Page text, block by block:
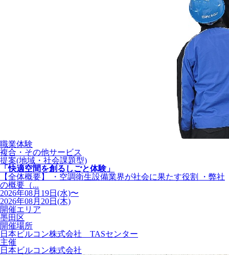
職業体験
複合・その他サービス
提案(地域・社会課題型)
「快適空間を創るしごと体験」
【全体概要】 ・空調衛生設備業界が社会に果たす役割 ・弊社
の概要（...
2026年08月19日(水)〜
2026年08月20日(木)
開催エリア
墨田区
開催場所
日本ビルコン株式会社 TASセンター
主催
日本ビルコン株式会社